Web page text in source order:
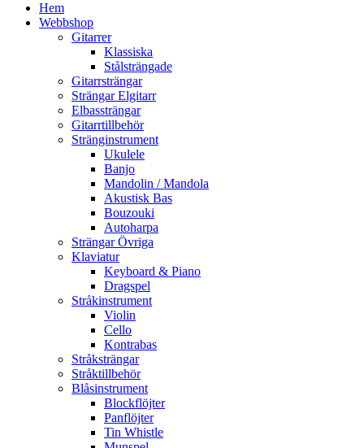
Hem
Webbshop
Gitarrer
Klassiska
Stålsträngade
Gitarrsträngar
Strängar Elgitarr
Elbassträngar
Gitarrtillbehör
Stränginstrument
Ukulele
Banjo
Mandolin / Mandola
Akustisk Bas
Bouzouki
Autoharpa
Strängar Övriga
Klaviatur
Keyboard & Piano
Dragspel
Stråkinstrument
Violin
Cello
Kontrabas
Stråksträngar
Stråktillbehör
Blåsinstrument
Blockflöjter
Panflöjter
Tin Whistle